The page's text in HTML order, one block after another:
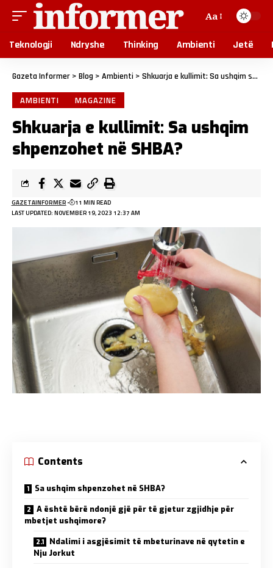
Aa
Teknologji Ndryshe Thinking Ambienti Jetë
Gazeta Informer > Blog > Ambienti > Shkuarja e kullimit: Sa ushqim shpenzohet në SHBA?
AMBIENTI MAGAZINE
Shkuarja e kullimit: Sa ushqim
shpenzohet në SHBA?
LAST UPDATED: NOVEMBER 19, 2023 12:37 AM
GAZETAINFORMER 11 MIN READ
Contents
Sa ushqim shpenzohet në SHBA?
A është bërë ndonjë gjë për të gjetur zgjidhje për
mbetjet ushqimore?
Ndalimi i asgjësimit të mbeturinave në qytetin e
Nju Jorkut